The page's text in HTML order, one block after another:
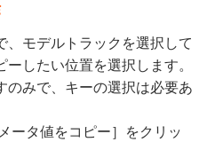
、モデルトラックを選択して
したい位置を選択します。
みで、キーの選択は必要あ
ータ値をコピー］をクリッ